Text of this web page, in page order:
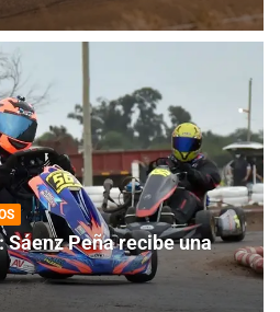
Sáenz Peña recibe una